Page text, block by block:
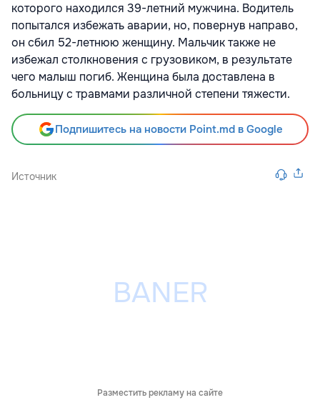
которого находился 39-летний мужчина. Водитель
попытался избежать аварии, но, повернув направо,
он сбил 52-летнюю женщину. Мальчик также не
избежал столкновения с грузовиком, в результате
чего малыш погиб. Женщина была доставлена в
больницу с травмами различной степени тяжести.
Подпишитесь на новости Point.md в Google
Источник
Разместить рекламу на сайте